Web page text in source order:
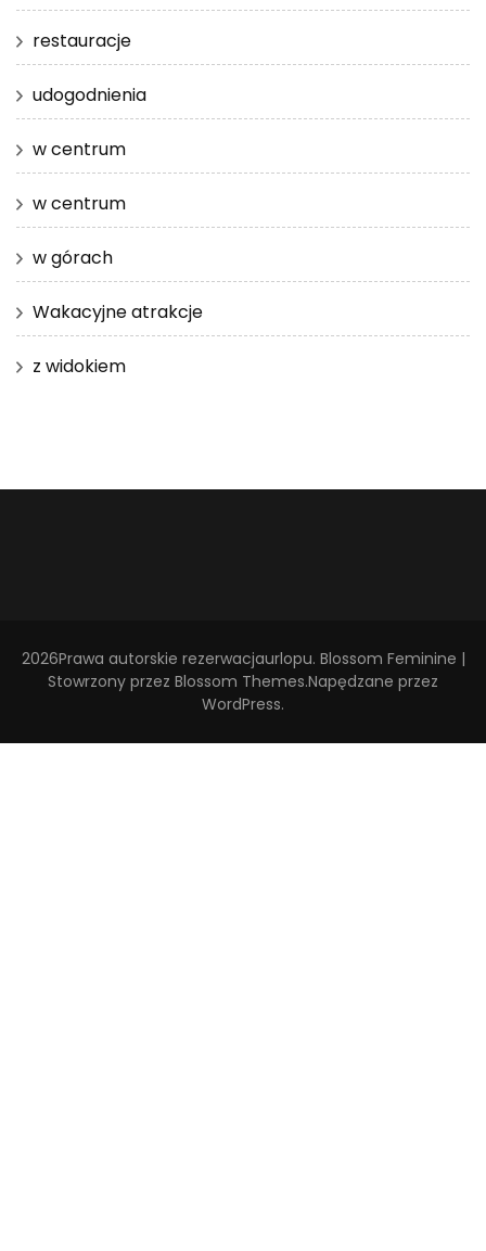
restauracje
udogodnienia
w centrum
w centrum
w górach
Wakacyjne atrakcje
z widokiem
2026Prawa autorskie rezerwacjaurlopu. Blossom Feminine |
Stowrzony przez Blossom Themes.Napędzane przez
WordPress.